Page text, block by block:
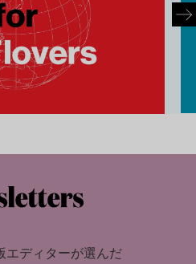
エディターが選んだ